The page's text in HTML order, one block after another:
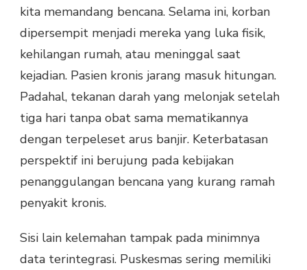
kita memandang bencana. Selama ini, korban
dipersempit menjadi mereka yang luka fisik,
kehilangan rumah, atau meninggal saat
kejadian. Pasien kronis jarang masuk hitungan.
Padahal, tekanan darah yang melonjak setelah
tiga hari tanpa obat sama mematikannya
dengan terpeleset arus banjir. Keterbatasan
perspektif ini berujung pada kebijakan
penanggulangan bencana yang kurang ramah
penyakit kronis.
Sisi lain kelemahan tampak pada minimnya
data terintegrasi. Puskesmas sering memiliki